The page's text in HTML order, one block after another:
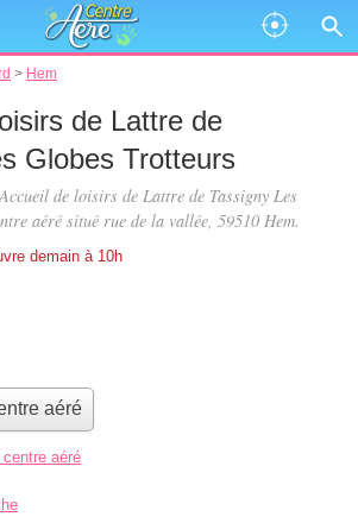
> Hem
de Lattre de
Globes Trotteurs
de loisirs de Lattre de Tassigny Les
aéré situé rue de la vallée, 59510 Hem.
demain à 10h
aéré
aéré